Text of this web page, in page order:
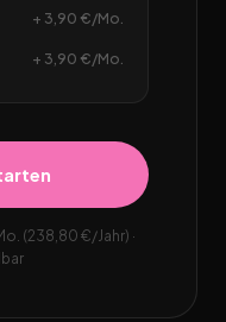
+ 3,90 €/Mo.
+ 3,90 €/Mo.
(238,80 €/Jahr) ·